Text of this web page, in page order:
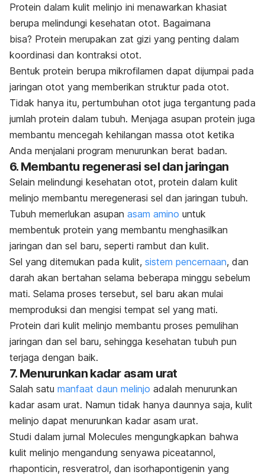
Protein dalam kulit melinjo ini menawarkan khasiat
berupa melindungi kesehatan otot. Bagaimana
bisa? Protein merupakan zat gizi yang penting dalam
koordinasi dan kontraksi otot.
Bentuk protein berupa mikrofilamen dapat dijumpai pada
jaringan otot yang memberikan struktur pada otot.
Tidak hanya itu, pertumbuhan otot juga tergantung pada
jumlah protein dalam tubuh. Menjaga asupan protein juga
membantu mencegah kehilangan massa otot ketika
Anda menjalani program menurunkan berat badan.
6. Membantu regenerasi sel dan jaringan
Selain melindungi kesehatan otot, protein dalam kulit
melinjo membantu meregenerasi sel dan jaringan tubuh.
Tubuh memerlukan asupan asam amino untuk
membentuk protein yang membantu menghasilkan
jaringan dan sel baru, seperti rambut dan kulit.
Sel yang ditemukan pada kulit, sistem pencernaan, dan
darah akan bertahan selama beberapa minggu sebelum
mati. Selama proses tersebut, sel baru akan mulai
memproduksi dan mengisi tempat sel yang mati.
Protein dari kulit melinjo membantu proses pemulihan
jaringan dan sel baru, sehingga kesehatan tubuh pun
terjaga dengan baik.
7. Menurunkan kadar asam urat
Salah satu manfaat daun melinjo adalah menurunkan
kadar asam urat. Namun tidak hanya daunnya saja, kulit
melinjo dapat menurunkan kadar asam urat.
Studi dalam jurnal Molecules mengungkapkan bahwa
kulit melinjo mengandung senyawa piceatannol,
rhaponticin, resveratrol, dan isorhapontigenin yang